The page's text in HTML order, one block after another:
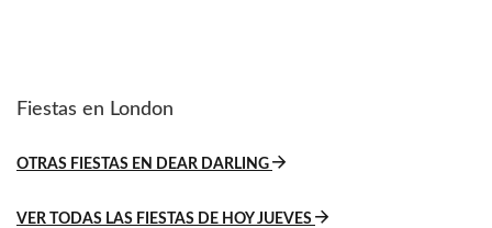
Fiestas en London
OTRAS FIESTAS EN DEAR DARLING
VER TODAS LAS FIESTAS DE HOY JUEVES